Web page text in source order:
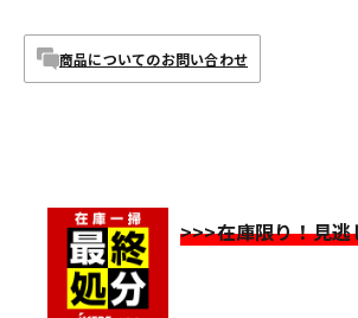
商品についてのお問い合わせ
>>>在庫限り！見逃